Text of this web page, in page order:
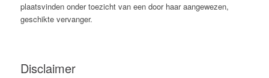
plaatsvinden onder toezicht van een door haar aangewezen,
geschikte vervanger.
Disclaimer